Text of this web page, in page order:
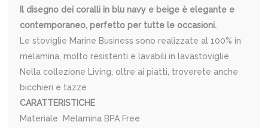
Il disegno dei coralli in blu navy e beige è elegante e
contemporaneo, perfetto per tutte le occasioni.
Le stoviglie Marine Business sono realizzate al 100% in
melamina, molto resistenti e lavabili in lavastoviglie.
Nella collezione Living, oltre ai piatti, troverete anche
bicchieri e tazze
CARATTERISTICHE
Materiale Melamina BPA Free